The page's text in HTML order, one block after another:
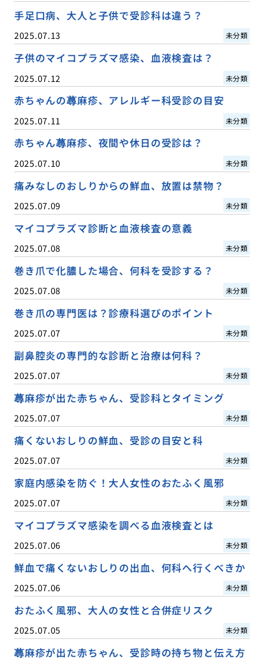
手足口病、大人と子供で受診科は違う？
2025.07.13 未分類
子供のマイコプラズマ感染、血液検査は？
2025.07.12 未分類
赤ちゃんの蕁麻疹、アレルギー科受診の目安
2025.07.11 未分類
赤ちゃん蕁麻疹、夜間や休日の受診は？
2025.07.10 未分類
痛みなしのおしりからの鮮血、放置は禁物？
2025.07.09 未分類
マイコプラズマ診断と血液検査の意義
2025.07.08 未分類
巻き爪で化膿した場合、何科を受診する？
2025.07.08 未分類
巻き爪の専門医は？診療科選びのポイント
2025.07.07 未分類
副鼻腔炎の専門的な診断と治療は何科？
2025.07.07 未分類
蕁麻疹が出た赤ちゃん、受診科とタイミング
2025.07.07 未分類
痛くないおしりの鮮血、受診の目安と科
2025.07.07 未分類
家庭内感染を防ぐ！大人女性のおたふく風邪
2025.07.07 未分類
マイコプラズマ感染を調べる血液検査とは
2025.07.06 未分類
鮮血で痛くないおしりの出血、何科へ行くべきか
2025.07.06 未分類
おたふく風邪、大人の女性と合併症リスク
2025.07.05 未分類
蕁麻疹が出た赤ちゃん、受診時の持ち物と伝え方